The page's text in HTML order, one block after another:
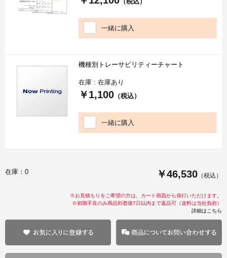
一緒に購入
機種別トレーサビリティーチャート
在庫 : 在庫あり
￥1,100 （税込）
一緒に購入
在庫：0 ￥46,530 （税込）
※お見積もりをご希望の方は、カート画面から発行いただけます。
※初期不良のみ商品到着後7日以内まで返品可（送料は当社負担）
詳細はこちら